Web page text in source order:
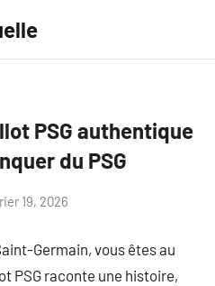
PSG authentique
du PSG
19, 2026
Germain, vous êtes au
PSG raconte une histoire,